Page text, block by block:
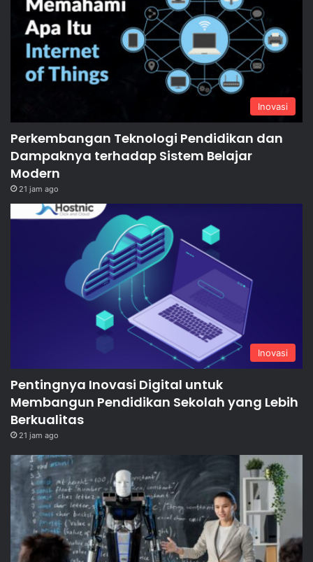
Inovasi
Perkembangan Teknologi Pendidikan dan
Dampaknya terhadap Sistem Belajar
Modern
21 jam ago
Inovasi
Pentingnya Inovasi Digital untuk
Membangun Pendidikan Sekolah yang Lebih
Berkualitas
21 jam ago